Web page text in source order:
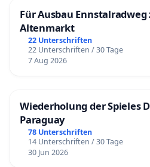
Für Ausbau
Altenmarkt
22 Unterschriften
22 Unterschriften / 30 Tage
7 Aug 2026
Wiederholung der Spieles
Paraguay
78 Unterschriften
14 Unterschriften / 30 Tage
30 Jun 2026